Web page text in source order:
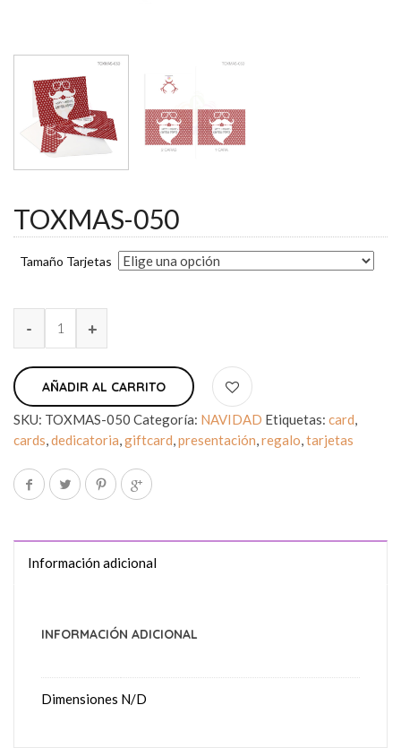
TOXMAS-050
Tamaño Tarjetas
AÑADIR AL CARRITO
SKU: TOXMAS-050 Categoría: NAVIDAD Etiquetas: card,
cards,dedicatoria,giftcard,presentación,regalo,tarjetas
Información adicional
INFORMACIÓN ADICIONAL
Dimensiones N/D